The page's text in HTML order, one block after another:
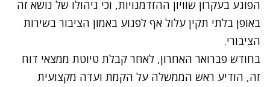
הפוגע בעקרון שוויון ההזדמנויות, וכי ניהולו של נושא זה
באופן בלתי תקין עלול אף לפגוע באמון הציבור בשירות
הציבורי.
בחודש פברואר האחרון, לאחר קבלת טיוטת ממצאי דוח
זה, הודיע ראש הממשלה על הקמת ועדה מקצועית